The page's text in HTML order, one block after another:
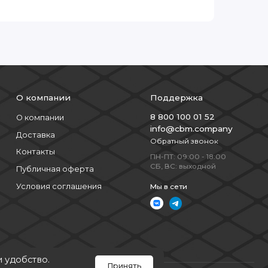
удобство.
Принять
О компании
О компании
Доставка
Контакты
Публичная оферта
Условия соглашения
Поддержка
8 800 100 01 52
info@cbm.company
Обратный звонок
ПН-ПТ: 09:00 - 18:00
СБ, ВС: выходной
Мы в сети